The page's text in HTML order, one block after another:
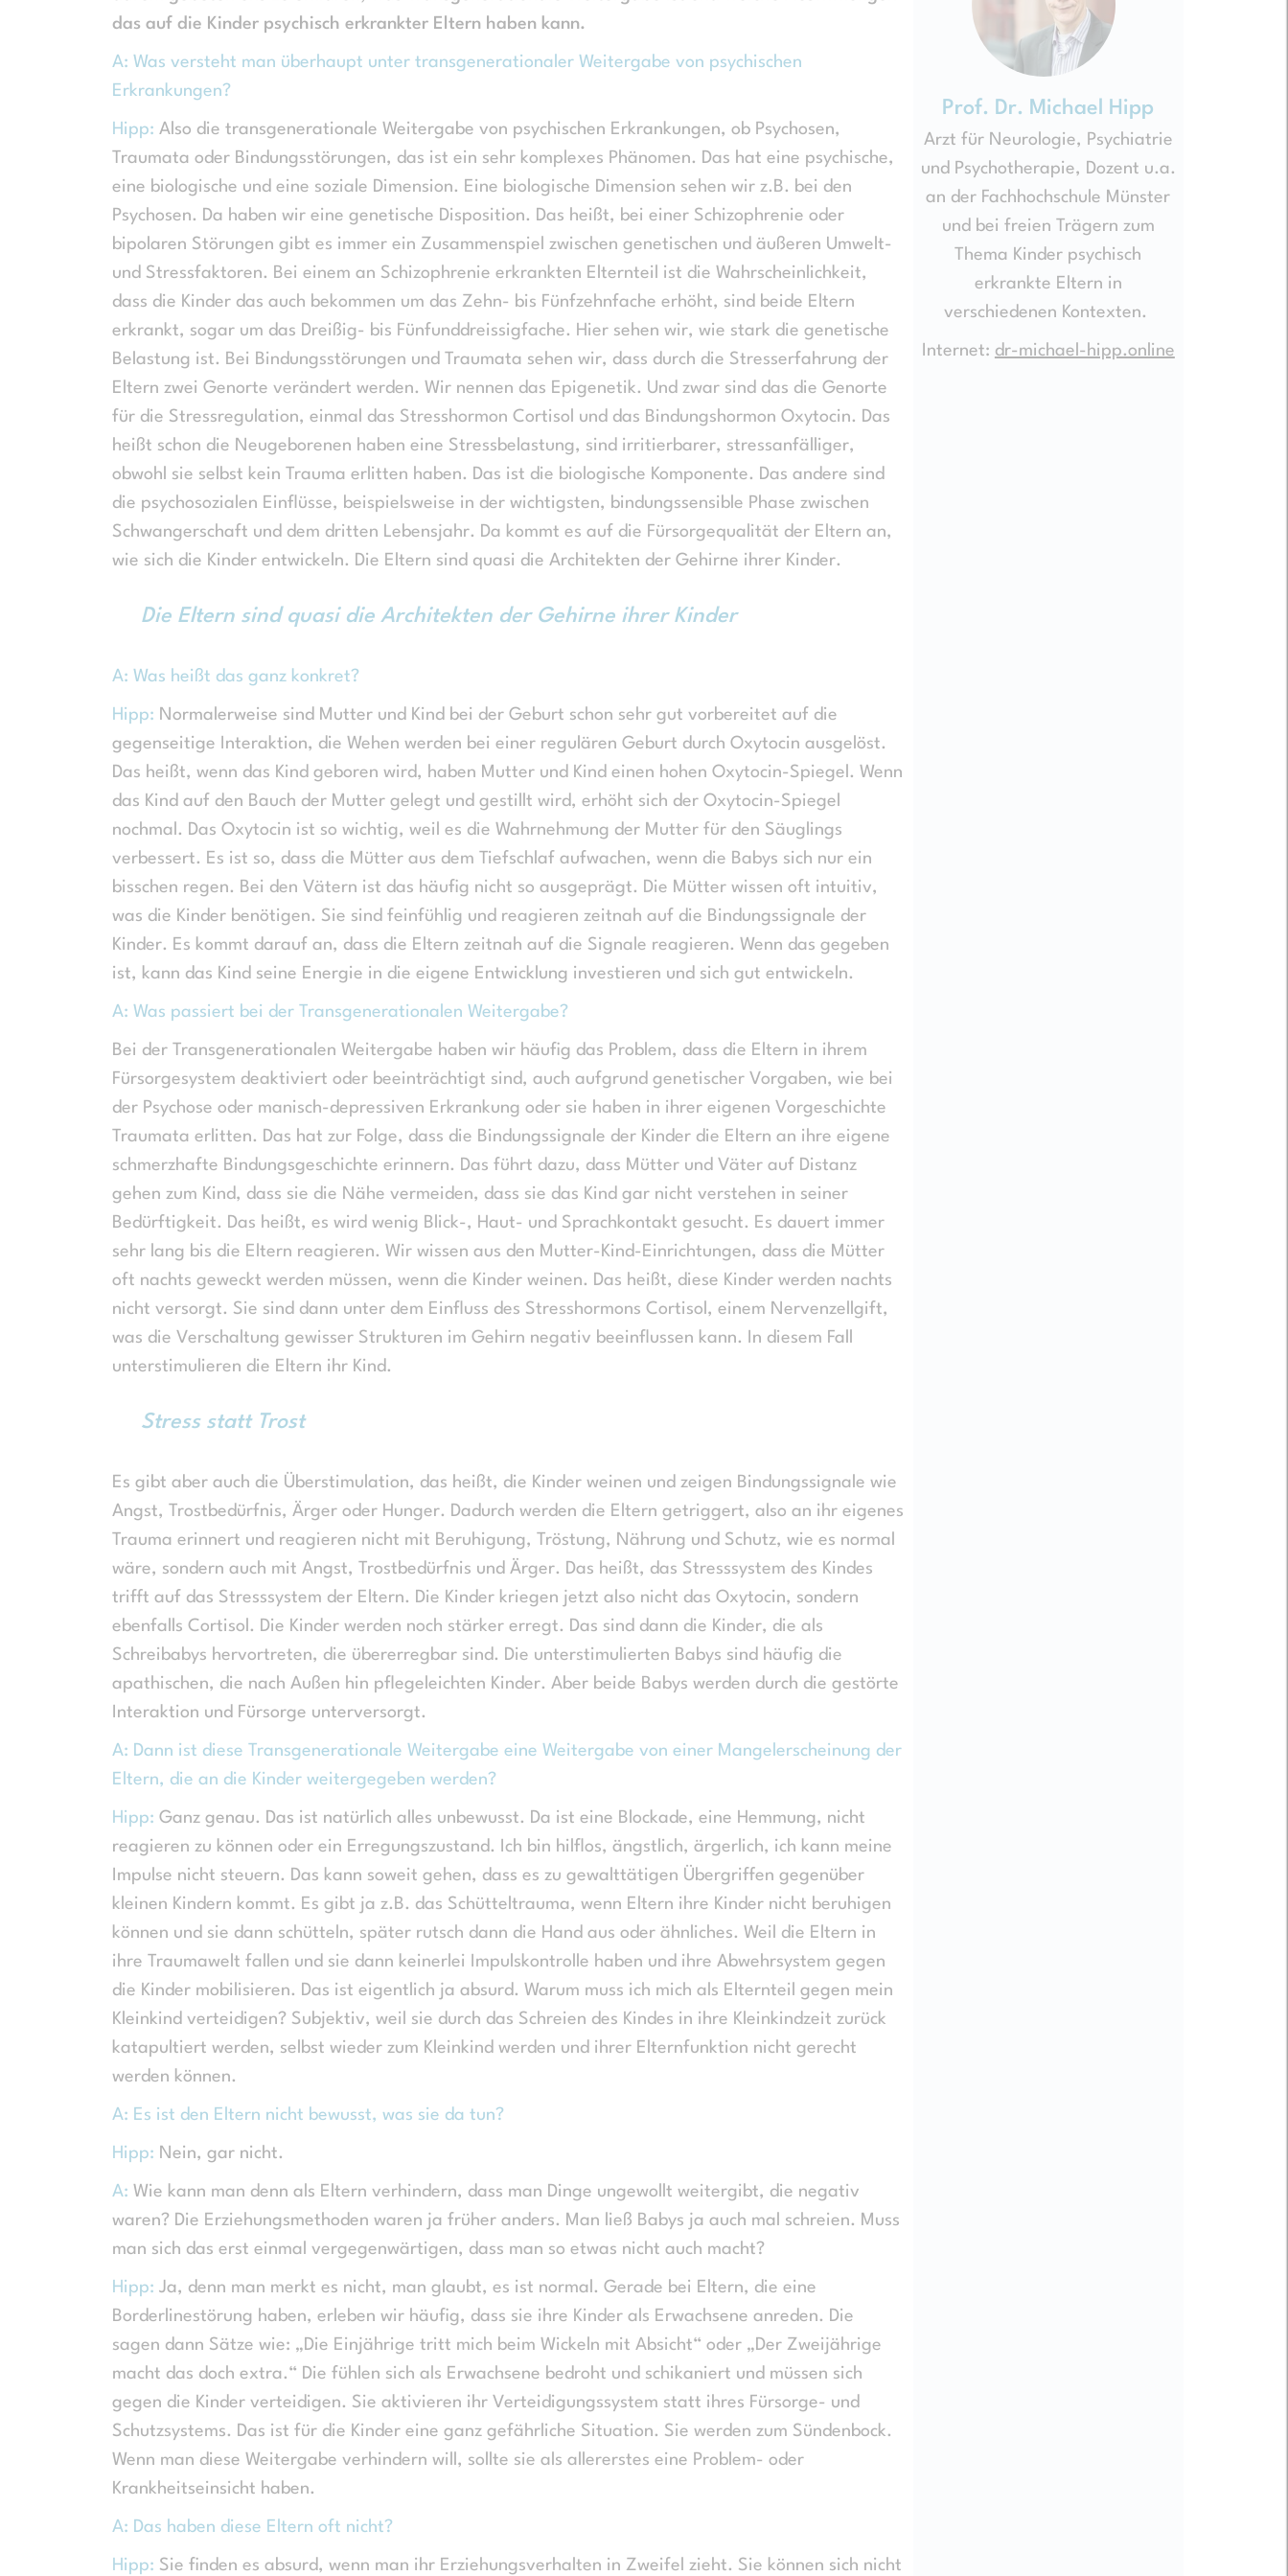
das auf die Kinder psychisch erkrankter Eltern haben kann.
A: Was versteht man überhaupt unter transgenerationaler Weitergabe von psychischen
Erkrankungen?
Hipp: Also die transgenerationale Weitergabe von psychischen Erkrankungen, ob Psychosen,
Traumata oder Bindungsstörungen, das ist ein sehr komplexes Phänomen. Das hat eine psychische,
eine biologische und eine soziale Dimension. Eine biologische Dimension sehen wir z.B. bei den
Psychosen. Da haben wir eine genetische Disposition. Das heißt, bei einer Schizophrenie oder
bipolaren Störungen gibt es immer ein Zusammenspiel zwischen genetischen und äußeren Umwelt-
und Stressfaktoren. Bei einem an Schizophrenie erkrankten Elternteil ist die Wahrscheinlichkeit,
dass die Kinder das auch bekommen um das Zehn- bis Fünfzehnfache erhöht, sind beide Eltern
erkrankt, sogar um das Dreißig- bis Fünfunddreissigfache. Hier sehen wir, wie stark die genetische
Belastung ist. Bei Bindungsstörungen und Traumata sehen wir, dass durch die Stresserfahrung der
Eltern zwei Genorte verändert werden. Wir nennen das Epigenetik. Und zwar sind das die Genorte
für die Stressregulation, einmal das Stresshormon Cortisol und das Bindungshormon Oxytocin. Das
heißt schon die Neugeborenen haben eine Stressbelastung, sind irritierbarer, stressanfälliger,
obwohl sie selbst kein Trauma erlitten haben. Das ist die biologische Komponente. Das andere sind
die psychosozialen Einflüsse, beispielsweise in der wichtigsten, bindungssensible Phase zwischen
Schwangerschaft und dem dritten Lebensjahr. Da kommt es auf die Fürsorgequalität der Eltern an,
wie sich die Kinder entwickeln. Die Eltern sind quasi die Architekten der Gehirne ihrer Kinder.
Die Eltern sind quasi die Architekten der Gehirne ihrer Kinder
A: Was heißt das ganz konkret?
Hipp: Normalerweise sind Mutter und Kind bei der Geburt schon sehr gut vorbereitet auf die
gegenseitige Interaktion, die Wehen werden bei einer regulären Geburt durch Oxytocin ausgelöst.
Das heißt, wenn das Kind geboren wird, haben Mutter und Kind einen hohen Oxytocin-Spiegel. Wenn
das Kind auf den Bauch der Mutter gelegt und gestillt wird, erhöht sich der Oxytocin-Spiegel
nochmal. Das Oxytocin ist so wichtig, weil es die Wahrnehmung der Mutter für den Säuglings
verbessert. Es ist so, dass die Mütter aus dem Tiefschlaf aufwachen, wenn die Babys sich nur ein
bisschen regen. Bei den Vätern ist das häufig nicht so ausgeprägt. Die Mütter wissen oft intuitiv,
was die Kinder benötigen. Sie sind feinfühlig und reagieren zeitnah auf die Bindungssignale der
Kinder. Es kommt darauf an, dass die Eltern zeitnah auf die Signale reagieren. Wenn das gegeben
ist, kann das Kind seine Energie in die eigene Entwicklung investieren und sich gut entwickeln.
A: Was passiert bei der Transgenerationalen Weitergabe?
Bei der Transgenerationalen Weitergabe haben wir häufig das Problem, dass die Eltern in ihrem
Fürsorgesystem deaktiviert oder beeinträchtigt sind, auch aufgrund genetischer Vorgaben, wie bei
der Psychose oder manisch-depressiven Erkrankung oder sie haben in ihrer eigenen Vorgeschichte
Traumata erlitten. Das hat zur Folge, dass die Bindungssignale der Kinder die Eltern an ihre eigene
schmerzhafte Bindungsgeschichte erinnern. Das führt dazu, dass Mütter und Väter auf Distanz
gehen zum Kind, dass sie die Nähe vermeiden, dass sie das Kind gar nicht verstehen in seiner
Bedürftigkeit. Das heißt, es wird wenig Blick-, Haut- und Sprachkontakt gesucht. Es dauert immer
sehr lang bis die Eltern reagieren. Wir wissen aus den Mutter-Kind-Einrichtungen, dass die Mütter
oft nachts geweckt werden müssen, wenn die Kinder weinen. Das heißt, diese Kinder werden nachts
nicht versorgt. Sie sind dann unter dem Einfluss des Stresshormons Cortisol, einem Nervenzellgift,
was die Verschaltung gewisser Strukturen im Gehirn negativ beeinflussen kann. In diesem Fall
unterstimulieren die Eltern ihr Kind.
Stress statt Trost
Es gibt aber auch die Überstimulation, das heißt, die Kinder weinen und zeigen Bindungssignale wie
Angst, Trostbedürfnis, Ärger oder Hunger. Dadurch werden die Eltern getriggert, also an ihr eigenes
Trauma erinnert und reagieren nicht mit Beruhigung, Tröstung, Nährung und Schutz, wie es normal
wäre, sondern auch mit Angst, Trostbedürfnis und Ärger. Das heißt, das Stresssystem des Kindes
trifft auf das Stresssystem der Eltern. Die Kinder kriegen jetzt also nicht das Oxytocin, sondern
ebenfalls Cortisol. Die Kinder werden noch stärker erregt. Das sind dann die Kinder, die als
Schreibabys hervortreten, die übererregbar sind. Die unterstimulierten Babys sind häufig die
apathischen, die nach Außen hin pflegeleichten Kinder. Aber beide Babys werden durch die gestörte
Interaktion und Fürsorge unterversorgt.
A: Dann ist diese Transgenerationale Weitergabe eine Weitergabe von einer Mangelerscheinung der
Eltern, die an die Kinder weitergegeben werden?
Hipp: Ganz genau. Das ist natürlich alles unbewusst. Da ist eine Blockade, eine Hemmung, nicht
reagieren zu können oder ein Erregungszustand. Ich bin hilflos, ängstlich, ärgerlich, ich kann meine
Impulse nicht steuern. Das kann soweit gehen, dass es zu gewalttätigen Übergriffen gegenüber
kleinen Kindern kommt. Es gibt ja z.B. das Schütteltrauma, wenn Eltern ihre Kinder nicht beruhigen
können und sie dann schütteln, später rutsch dann die Hand aus oder ähnliches. Weil die Eltern in
ihre Traumawelt fallen und sie dann keinerlei Impulskontrolle haben und ihre Abwehrsystem gegen
die Kinder mobilisieren. Das ist eigentlich ja absurd. Warum muss ich mich als Elternteil gegen mein
Kleinkind verteidigen? Subjektiv, weil sie durch das Schreien des Kindes in ihre Kleinkindzeit zurück
katapultiert werden, selbst wieder zum Kleinkind werden und ihrer Elternfunktion nicht gerecht
werden können.
A: Es ist den Eltern nicht bewusst, was sie da tun?
Hipp: Nein, gar nicht.
A: Wie kann man denn als Eltern verhindern, dass man Dinge ungewollt weitergibt, die negativ
waren? Die Erziehungsmethoden waren ja früher anders. Man ließ Babys ja auch mal schreien. Muss
man sich das erst einmal vergegenwärtigen, dass man so etwas nicht auch macht?
Hipp: Ja, denn man merkt es nicht, man glaubt, es ist normal. Gerade bei Eltern, die eine
Borderlinestörung haben, erleben wir häufig, dass sie ihre Kinder als Erwachsene anreden. Die
sagen dann Sätze wie: „Die Einjährige tritt mich beim Wickeln mit Absicht“ oder „Der Zweijährige
macht das doch extra.“ Die fühlen sich als Erwachsene bedroht und schikaniert und müssen sich
gegen die Kinder verteidigen. Sie aktivieren ihr Verteidigungssystem statt ihres Fürsorge- und
Schutzsystems. Das ist für die Kinder eine ganz gefährliche Situation. Sie werden zum Sündenbock.
Wenn man diese Weitergabe verhindern will, sollte sie als allererstes eine Problem- oder
Krankheitseinsicht haben.
A: Das haben diese Eltern oft nicht?
Hipp: Sie finden es absurd, wenn man ihr Erziehungsverhalten in Zweifel zieht. Sie können sich nicht
Prof. Dr. Michael Hipp
Arzt für Neurologie, Psychiatrie
und Psychotherapie, Dozent u.a.
an der Fachhochschule Münster
und bei freien Trägern zum
Thema Kinder psychisch
erkrankte Eltern in
verschiedenen Kontexten.
Internet: dr-michael-hipp.online